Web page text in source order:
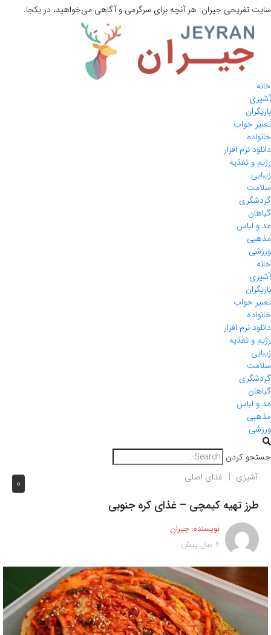
سایت تفریحی جیران: هر آنچه برای سرگرمی و آگاهی می‌خواهید، در یکجا.
خانه
آشپزی
بازیگران
تعبیر خواب
خانواده
دانلود نرم افزار
رژیم و تغذیه
زیبایی
سلامت
گردشگری
گیاهان
مد و لباس
مذهبی
ورزشی
خانه
آشپزی
بازیگران
تعبیر خواب
خانواده
دانلود نرم افزار
رژیم و تغذیه
زیبایی
سلامت
گردشگری
گیاهان
مد و لباس
مذهبی
ورزشی
جستجو کردن
0 آشپزی غذای اصلی
طرز تهیه کیمچی – غذای کره جنوبی
نویسنده: جیران
6 سال پیش